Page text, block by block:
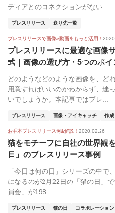
ディアとのコネクションがない...
プレスリリース 送り先一覧
プレスリリースで画像&動画をもっと活用！
プレスリリースに最適な画像
式｜画像の選び方・5つのポイ
どのようなどのような画像を、ど
用意すればいいのかわからず、迷
いでしょうか。本記事ではプレ...
プレスリリース 画像・アイキャッチ 作成
お手本プレスリリース例&解説！ 2020.02.26
猫をモチーフに自社の世界観
日」のプレスリリース事例
「今日は何の日」シリーズの中で
になるのが2月22日の「猫の日」
員会」が198...
プレスリリース 猫の日 コラボレーション